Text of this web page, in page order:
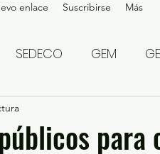
enlace Suscribirse Más
SEDECO GEM
Edoméx 2023